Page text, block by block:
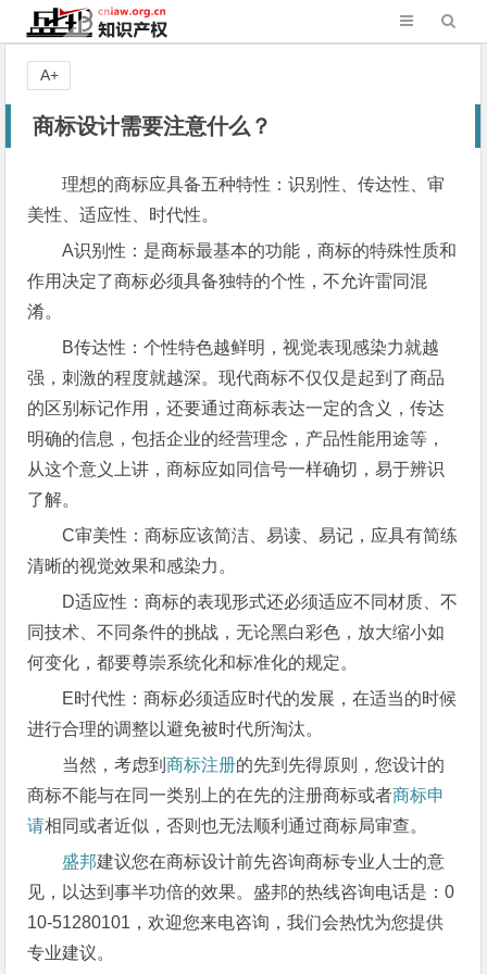
商标设计需要注意什么？
理想的商标应具备五种特性：识别性、传达性、审
美性、适应性、时代性。
A识别性：是商标最基本的功能，商标的特殊性质和
作用决定了商标必须具备独特的个性，不允许雷同混
淆。
B传达性：个性特色越鲜明，视觉表现感染力就越
强，刺激的程度就越深。现代商标不仅仅是起到了商品
的区别标记作用，还要通过商标表达一定的含义，传达
明确的信息，包括企业的经营理念，产品性能用途等，
从这个意义上讲，商标应如同信号一样确切，易于辨识
了解。
C审美性：商标应该简洁、易读、易记，应具有简练
清晰的视觉效果和感染力。
D适应性：商标的表现形式还必须适应不同材质、不
同技术、不同条件的挑战，无论黑白彩色，放大缩小如
何变化，都要尊崇系统化和标准化的规定。
E时代性：商标必须适应时代的发展，在适当的时候
进行合理的调整以避免被时代所淘汰。
当然，考虑到商标注册的先到先得原则，您设计的
商标不能与在同一类别上的在先的注册商标或者商标申
请相同或者近似，否则也无法顺利通过商标局审查。
盛邦建议您在商标设计前先咨询商标专业人士的意
见，以达到事半功倍的效果。盛邦的热线咨询电话是：0
10-51280101，欢迎您来电咨询，我们会热忱为您提供
专业建议。
A+